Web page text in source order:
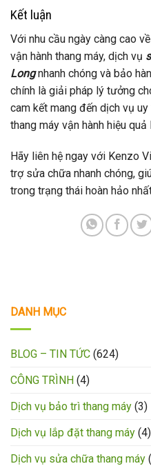
Kết luận
Với nhu cầu ngày càng cao
vận hành thang máy, dịch vụ
Longnhanh chóng và bảo
chính là giải pháp lý tưởng
cam kết mang đến dịch vụ
thang máy vận hành hiệu quả
Hãy liên hệ ngay với Kenzo
trợ sửa chữa nhanh chóng,
trong trạng thái hoàn hảo
DANH MỤC
BLOG – TIN TỨC (624)
CÔNG TRÌNH (4)
Dịch vụ bảo trì thang máy (3)
Dịch vụ lắp đặt thang máy (4)
Dịch vụ sửa chữa thang máy